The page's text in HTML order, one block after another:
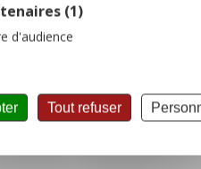
(1)
d'audience
Tout refuser
avec un moniteur de
Benjamin.